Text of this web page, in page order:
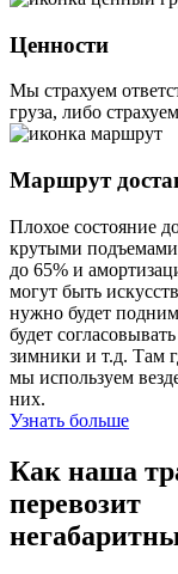
Ценности
Мы страхуем
груза, либо
Маршрут
Плохое состояние
крутыми подъемами
до 65% и
могут быть
нужно будет
будет
зимники и т.д. Там
мы используем
них.
Узнать больше
Как наша
перевозит